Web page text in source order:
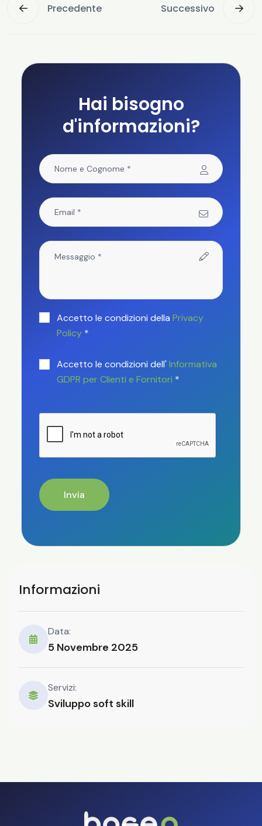
Precedente Successivo
Hai bisogno
d'informazioni?
Accetto le condizioni della Privacy
Policy *
Accetto le condizioni dell' Informativa
GDPR per Clienti e Fornitori *
Invia
Informazioni
Data:
5 Novembre 2025
Servizi:
Sviluppo soft skill